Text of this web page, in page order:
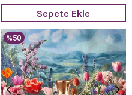
Sepete Ekle
%50